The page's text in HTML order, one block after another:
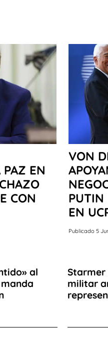
EN
CON
VON
PUTIN
EN
Publicado 5
al
Starmer
militar